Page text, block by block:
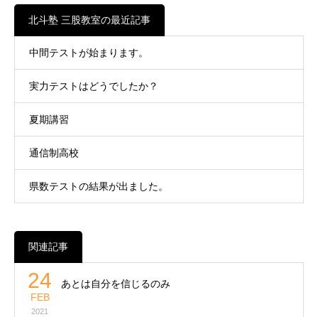
北斗塾 三股教室の最近記事
中間テストが始まります。
実力テストはどうでしたか？
夏期講習
通信制高校
県数テストの結果が出ました。
関連記事
24
FEB
2021
あとは自分を信じるのみ